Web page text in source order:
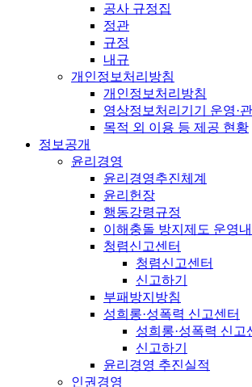
공사 규정집
정관
규정
내규
개인정보처리방침
개인정보처리방침
영상정보처리기기 운영·
목적 외 이용 등 제공 현황
정보공개
윤리경영
윤리경영추진체계
윤리헌장
행동강령규정
이해충돌 방지제도 운영
청렴신고센터
청렴신고센터
신고하기
부패방지방침
성희롱·성폭력 신고센터
성희롱·성폭력 신고
신고하기
윤리경영 추진실적
인권경영